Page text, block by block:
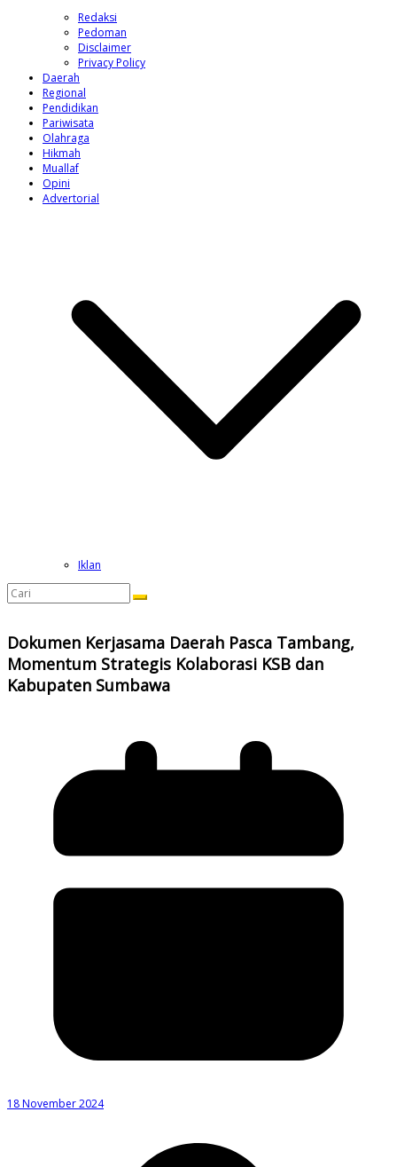
Redaksi
Pedoman
Disclaimer
Privacy Policy
Daerah
Regional
Pendidikan
Pariwisata
Olahraga
Hikmah
Muallaf
Opini
Advertorial
Iklan
Dokumen Kerjasama Daerah Pasca Tambang,
Momentum Strategis Kolaborasi KSB dan
Kabupaten Sumbawa
18 November 2024